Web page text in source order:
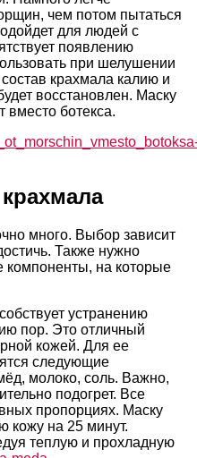
чем потом пытаться
для людей с
появлению
при шелушении
крахмала калию и
восстановлен. Маску
вместо ботекса.
много. Выбор зависит
Также нужно
компоненты, на которые
устранению
пор. Это отличный
кожей. Для ее
следующие
молоко, соль. Важно,
подогрет. Все
пропорциях. Маску
кожу на 25 минут.
теплую и прохладную